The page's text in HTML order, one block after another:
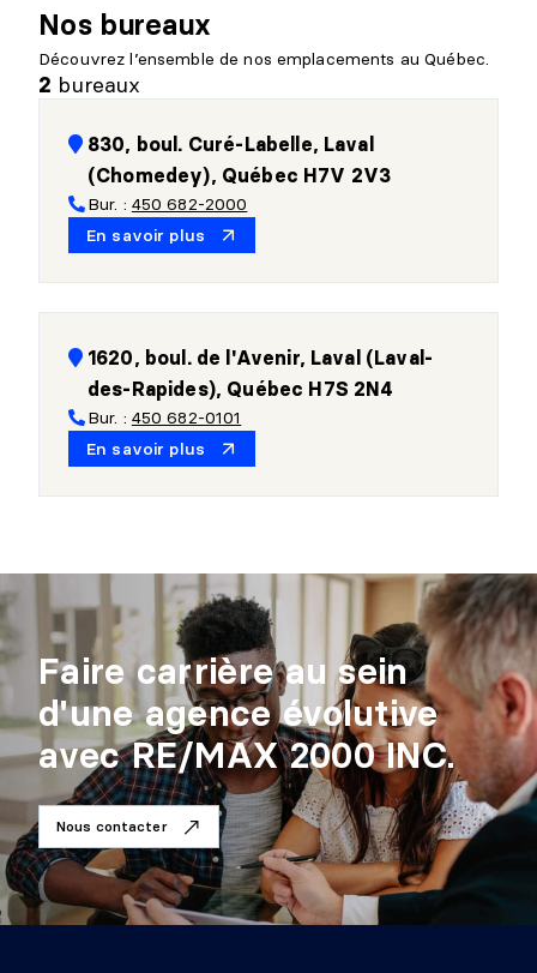
Nos bureaux
Découvrez l’ensemble de nos emplacements au Québec.
2 bureaux
830, boul. Curé-Labelle, Laval
(Chomedey), Québec H7V 2V3
Bur. : 450 682-2000
En savoir plus
1620, boul. de l'Avenir, Laval (Laval-
des-Rapides), Québec H7S 2N4
Bur. : 450 682-0101
En savoir plus
Faire carrière au sein
d'une agence évolutive
avec RE/MAX 2000 INC.
Nous contacter